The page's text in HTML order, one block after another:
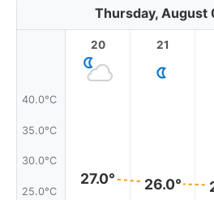
Thursday, August
40.0°C
35.0°C
30.0°C
25.0°C
20
27.0°
21
26.0°